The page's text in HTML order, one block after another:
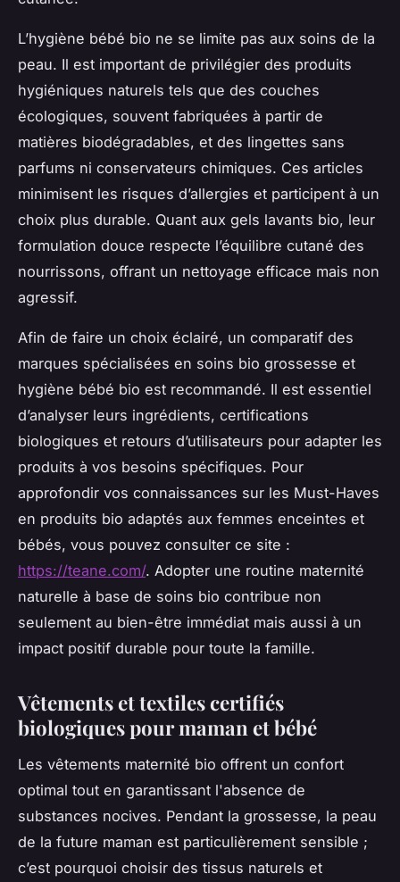
L’hygiène bébé bio ne se limite pas aux soins de la
peau. Il est important de privilégier des produits
hygiéniques naturels tels que des couches
écologiques, souvent fabriquées à partir de
matières biodégradables, et des lingettes sans
parfums ni conservateurs chimiques. Ces articles
minimisent les risques d’allergies et participent à un
choix plus durable. Quant aux gels lavants bio, leur
formulation douce respecte l’équilibre cutané des
nourrissons, offrant un nettoyage efficace mais non
agressif.
Afin de faire un choix éclairé, un comparatif des
marques spécialisées en soins bio grossesse et
hygiène bébé bio est recommandé. Il est essentiel
d’analyser leurs ingrédients, certifications
biologiques et retours d’utilisateurs pour adapter les
produits à vos besoins spécifiques. Pour
approfondir vos connaissances sur les Must-Haves
en produits bio adaptés aux femmes enceintes et
bébés, vous pouvez consulter ce site :
https://teane.com/. Adopter une routine maternité
naturelle à base de soins bio contribue non
seulement au bien-être immédiat mais aussi à un
impact positif durable pour toute la famille.
Vêtements et textiles certifiés
biologiques pour maman et bébé
Les vêtements maternité bio offrent un confort
optimal tout en garantissant l'absence de
substances nocives. Pendant la grossesse, la peau
de la future maman est particulièrement sensible ;
c’est pourquoi choisir des tissus naturels et